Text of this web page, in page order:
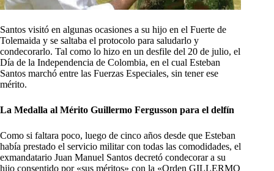
Santos visitó en algunas ocasiones a su hijo en el Fuerte de
Tolemaida y se saltaba el protocolo para saludarlo y
condecorarlo. Tal como lo hizo en un desfile del 20 de julio, el
Día de la Independencia de Colombia, en el cual Esteban
Santos marchó entre las Fuerzas Especiales, sin tener ese
mérito.
La Medalla al Mérito Guillermo Fergusson para el delfín
Como si faltara poco, luego de cinco años desde que Esteban
había prestado el servicio militar con todas las comodidades, el
exmandatario Juan Manuel Santos decretó condecorar a su
hijo consentido por «sus méritos» con la «Orden GILLERMO